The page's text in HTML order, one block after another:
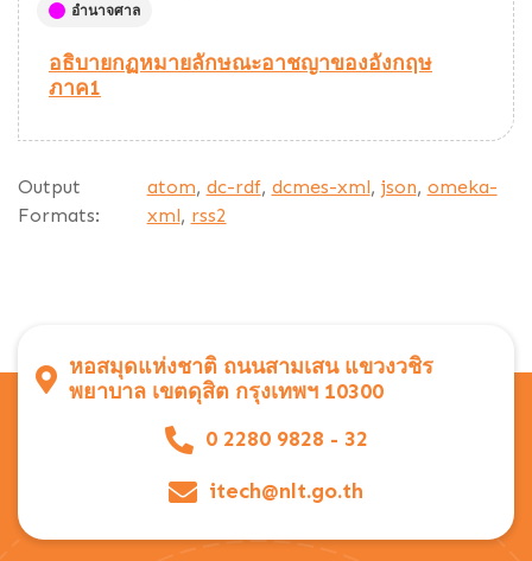
อำนาจศาล
อธิบายกฏหมายลักษณะอาชญาของอังกฤษ
ภาค1
Output
Formats:
atom, dc-rdf, dcmes-xml, json, omeka-
xml, rss2
หอสมุดแห่งชาติ ถนนสามเสน แขวงวชิร
พยาบาล เขตดุสิต กรุงเทพฯ 10300
0 2280 9828 - 32
itech@nlt.go.th